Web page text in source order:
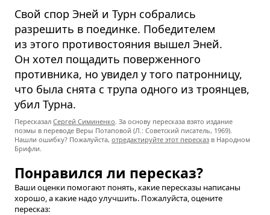
Свой спор Эней и Турн собрались
разрешить в поединке. Победителем
из этого противостояния вышел Эней.
Он хотел пощадить поверженного
противника, но увидел у того патронницу,
что была снята с трупа одного из троянцев,
убил Турна.
Пересказал Сергей Симиненко . За основу пересказа взято издание
поэмы в переводе Веры Потаповой (Л.: Советский писатель, 1969).
Нашли ошибку? Пожалуйста, отредактируйте этот пересказ в Народном
Брифли.
Понравился ли пересказ?
Ваши оценки помогают понять, какие пересказы написаны
хорошо, а какие надо улучшить. Пожалуйста, оцените
пересказ: